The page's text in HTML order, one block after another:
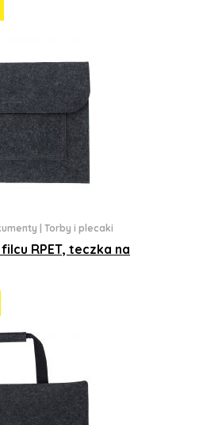
Torby i plecaki
RPET, teczka na